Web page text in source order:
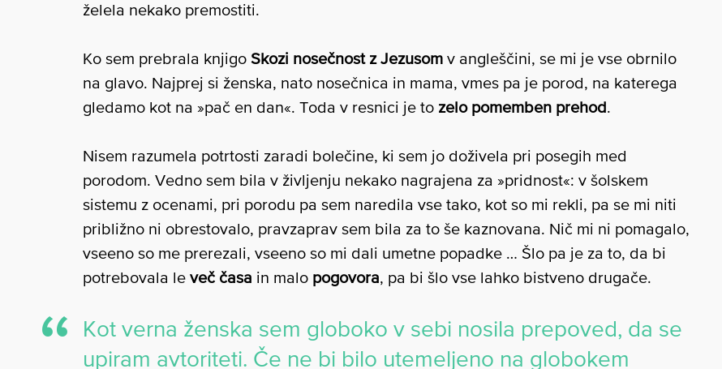
želela nekako premostiti.
Ko sem prebrala knjigo Skozi nosečnost z Jezusom v angleščini, se mi je vse obrnilo
na glavo. Najprej si ženska, nato nosečnica in mama, vmes pa je porod, na katerega
gledamo kot na »pač en dan«. Toda v resnici je to zelo pomemben prehod.
Nisem razumela potrtosti zaradi bolečine, ki sem jo doživela pri posegih med
porodom. Vedno sem bila v življenju nekako nagrajena za »pridnost«: v šolskem
sistemu z ocenami, pri porodu pa sem naredila vse tako, kot so mi rekli, pa se mi niti
približno ni obrestovalo, pravzaprav sem bila za to še kaznovana. Nič mi ni pomagalo,
vseeno so me prerezali, vseeno so mi dali umetne popadke … Šlo pa je za to, da bi
potrebovala le več časa in malo pogovora, pa bi šlo vse lahko bistveno drugače.
Kot verna ženska sem globoko v sebi nosila prepoved, da se
upiram avtoriteti. Če ne bi bilo utemeljeno na globokem